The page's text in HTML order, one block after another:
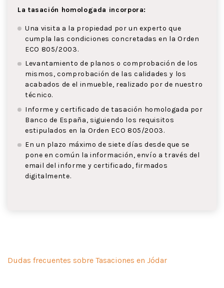
La tasación homologada incorpora:
Una visita a la propiedad por un experto que
cumpla las condiciones concretadas en la Orden
ECO 805/2003.
Levantamiento de planos o comprobación de los
mismos, comprobación de las calidades y los
acabados de el inmueble, realizado por de nuestro
técnico.
Informe y certificado de tasación homologada por
Banco de España, siguiendo los requisitos
estipulados en la Orden ECO 805/2003.
En un plazo máximo de siete días desde que se
pone en común la información, envío a través del
email del informe y certificado, firmados
digitalmente.
Dudas frecuentes sobre Tasaciones en Jódar